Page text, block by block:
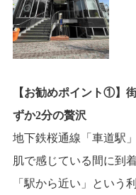
【お勧めポイント①】
ずか2分の贅沢
地下鉄桜通線「車道駅
肌で感じている間に到
「駅から近い」という